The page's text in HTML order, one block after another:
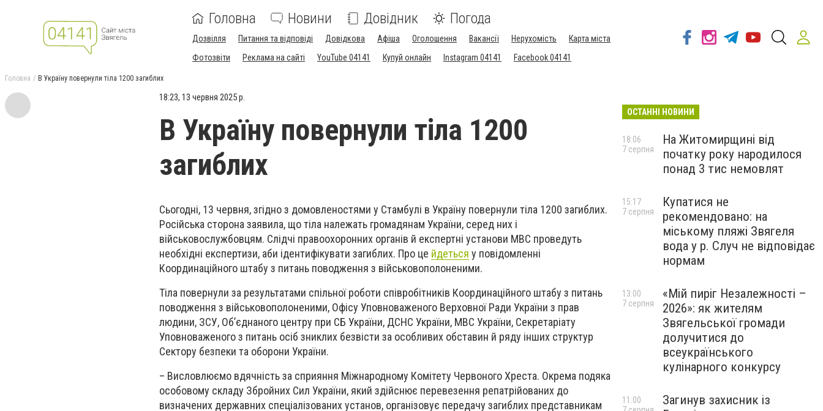
Головна Новини Довідник Погода
Дозвілля Питання та відповіді Довідкова Афіша Оголошення Вакансії Нерухомість
Карта міста
Фотозвіти
Реклама на сайті YouTube 04141 Купуй онлайн Instagram 04141 Facebook 04141
Головна В Україну повернули тіла 1200 загиблих
18:23, 13 червня 2025 р.
В Україну повернули тіла 1200
загиблих
Сьогодні, 13 червня, згідно з домовленостями у Стамбулі в Україну повернули тіла 1200 загиблих.
Російська сторона заявила, що тіла належать громадянам України, серед них і
військовослужбовцям. Слідчі правоохоронних органів й експертні установи МВС проведуть
необхідні експертизи, аби ідентифікувати загиблих. Про це йдеться у повідомленні
Координаційного штабу з питань поводження з військовополоненими.
Тіла повернули за результатами спільної роботи співробітників Координаційного штабу з питань
поводження з військовополоненими, Офісу Уповноваженого Верховної Ради України з прав
людини, ЗСУ, Об’єднаного центру при СБ України, ДСНС України, МВС України, Секретаріату
Уповноваженого з питань осіб зниклих безвісти за особливих обставин й ряду інших структур
Сектору безпеки та оборони України.
– Висловлюємо вдячність за сприяння Міжнародному Комітету Червоного Хреста. Окрема подяка
особовому складу Збройних Сил України, який здійснює перевезення репатрійованих до
визначених державних спеціалізованих установ, організовує передачу загиблих представникам
ОСТАННІ НОВИНИ
На Житомирщині від
початку року народилося
понад 3 тис немовлят
18:06
7 серпня
Купатися не
рекомендовано: на
міському пляжі Звягеля
вода у р. Случ не відповідає
нормам
15:17
7 серпня
«Мій пиріг Незалежності –
2026»: як жителям
Звягельської громади
долучитися до
всеукраїнського
кулінарного конкурсу
13:00
7 серпня
Загинув захисник із
11:00